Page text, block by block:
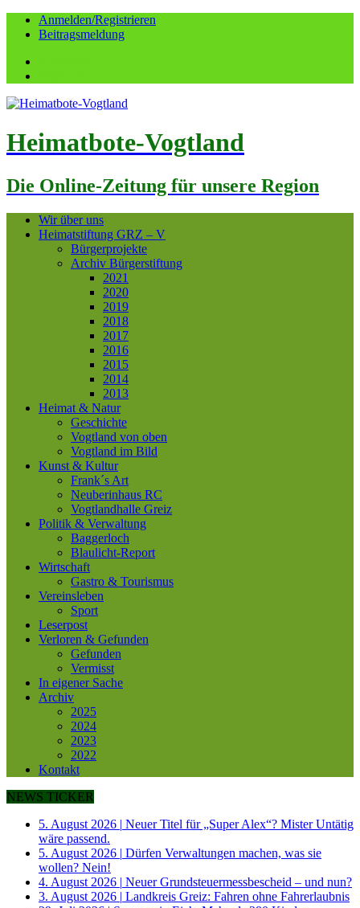
Anmelden/Registrieren
Beitragsmeldung
Heimatbote-Vogtland
Die Online-Zeitung für unsere Region
Wir über uns
Heimatstiftung GRZ – V
Bürgerprojekte
Archiv Bürgerstiftung
2021
2020
2019
2018
2017
2016
2015
2014
2013
Heimat & Natur
Geschichte
Vogtland von oben
Vogtland im Bild
Kunst & Kultur
Frank´s Art
Neuberinhaus RC
Vogtlandhalle Greiz
Politik & Verwaltung
Baggerloch
Blaulicht-Report
Wirtschaft
Gastro & Tourismus
Vereinsleben
Sport
Leserpost
Verloren & Gefunden
Gefunden
Vermisst
In eigener Sache
Archiv
2025
2024
2023
2022
Kontakt
NEWS TICKER
5. August 2026 | Neuer Titel für „Super Alex“? Mister Untätig
wäre passend.
5. August 2026 | Dürfen Verwaltungen machen, was sie
wollen? Nein!
4. August 2026 | Neuer Grundsteuermessbescheid – und nun?
3. August 2026 | Landkreis Greiz: Fahren ohne Fahrerlaubnis